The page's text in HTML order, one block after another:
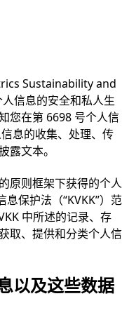
Sustainability and
信息的安全和私人生
您在第 6698 号个人信
息的收集、处理、传
露文本。
原则框架下获得的个人
保护法（“KVKK”）范
中所述的记录、存
取、提供和分类个人信
以及这些数据